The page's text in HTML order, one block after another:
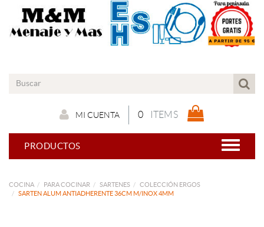
0 ITEMS
MI CUENTA
PRODUCTOS
COCINA PARA COCINAR SARTENES
COLECCIÓN ERGOS
SARTEN ALUM ANTIADHERENTE 36CM M/INOX 4MM